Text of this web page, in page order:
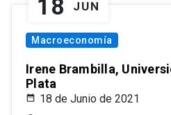
18 JUN
Macroeconomía
Irene Brambilla,
Plata
18 de Junio de 2021